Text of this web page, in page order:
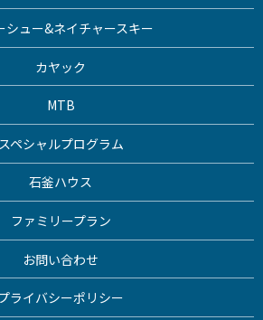
シュー&ネイチャースキー
カヤック
MTB
スペシャルプログラム
石釜ハウス
ファミリープラン
お問い合わせ
ライバシーポリシー